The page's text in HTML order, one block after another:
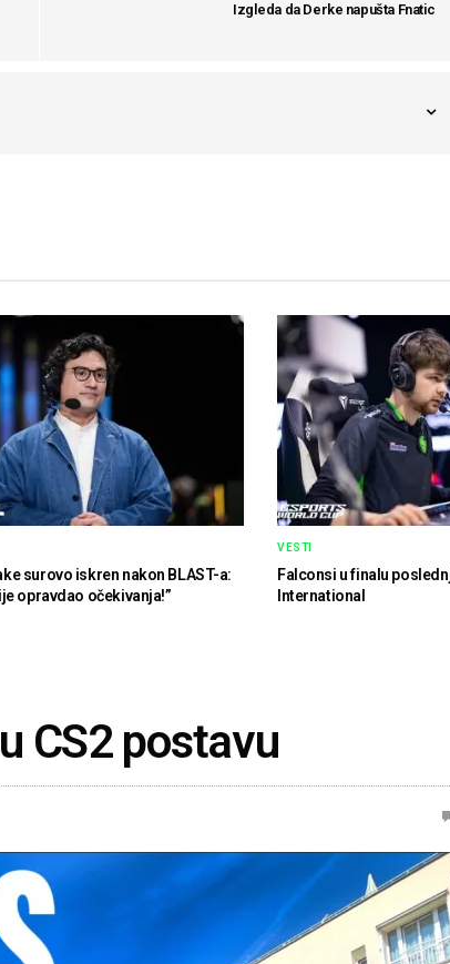
Izgleda da Derke napušta Fnatic
surovo iskren nakon BLAST-a:
opravdao očekivanja!”
VESTI
Falconsi u finalu
International
CS2 postavu